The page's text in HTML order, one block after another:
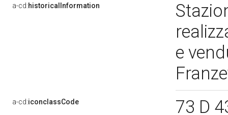
a-cd:historicalInformation
e
a-cd:iconclassCode 73 D